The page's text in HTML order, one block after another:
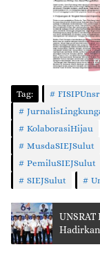
Tag:
KolaborasiHijau
MusdaSIEJSulut
PemiluSIEJSulut
SIEJSulut
UNSRAT
Hadirkan